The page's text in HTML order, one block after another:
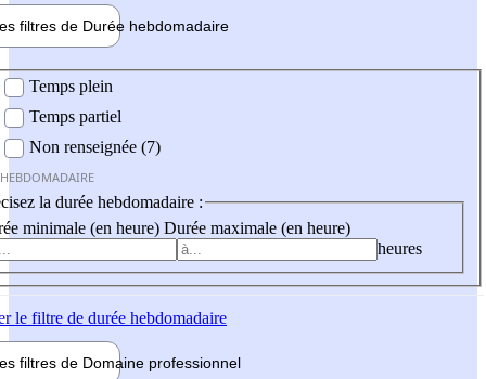
filtres de Durée hebdomadaire
Temps plein
Temps partiel
Non renseignée (7)
la durée hebdomadaire :
minimale (en heure) Durée maximale (en heure)
heures
le filtre de durée hebdomadaire
filtres de Domaine professionnel